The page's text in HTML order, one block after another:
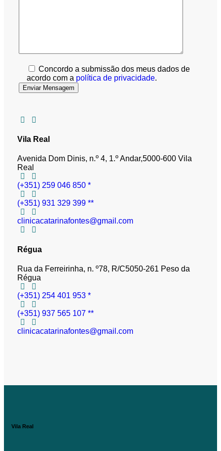
Concordo a submissão dos meus dados de
acordo com a política de privacidade.
Vila Real
Avenida Dom Dinis, n.º 4, 1.º Andar,5000-600 Vila
Real
(+351) 259 046 850 *
(+351) 931 329 399 **
clinicacatarinafontes@gmail.com
Régua
Rua da Ferreirinha, n. º78, R/C5050-261 Peso da
Régua
(+351) 254 401 953 *
(+351) 937 565 107 **
clinicacatarinafontes@gmail.com
Vila Real